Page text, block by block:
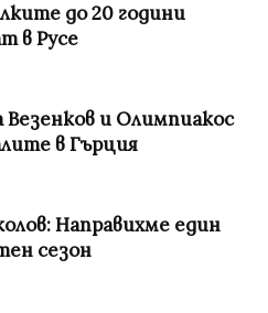
до 20 години
в Русе
Везенков и Олимпиакос
в Гърция
Направихме един
сезон